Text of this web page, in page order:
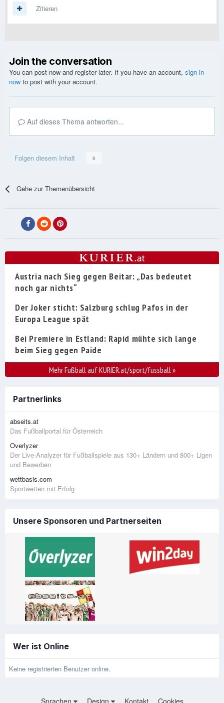
Zitieren
Join the conversation
You can post now and register later. If you have an account, sign in
now to post with your account.
Auf dieses Thema antworten...
Folgen diesem Inhalt 0
Gehe zur Themenübersicht
Austria nach Sieg gegen Beitar: „Das bedeutet
noch gar nichts“
Der Joker sticht: Salzburg schlug Pafos in der
Europa League spät
Bei Premiere in Estland: Rapid mühte sich lange
beim Sieg gegen Paide
Mehr Fußball auf KURIER.at/sport/fussball»
Partnerlinks
abseits.at
Das Fußballportal für Österreich
Overlyzer
Der Live-Analyzer für Fußballspiele aus 130+ Ländern und 800+ Ligen
und Bewerben
wettbasis.com
Sportwetten mit Erfolg
Unsere Sponsoren und Partnerseiten
Wer ist Online
Keine registrierten Benutzer online.
Sprachen Design Kontakt Cookies